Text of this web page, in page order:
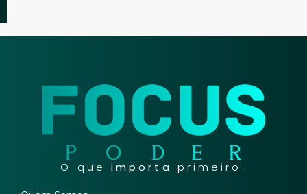
O que importa primeiro.